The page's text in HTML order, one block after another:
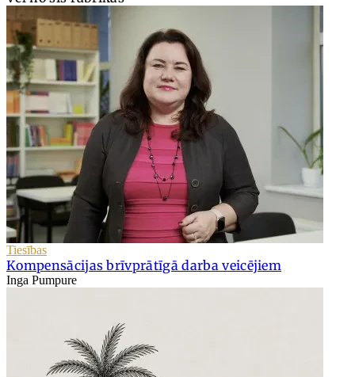
Tiesības
Kompensācijas brīvprātīgā darba veicējiem
Inga Pumpure